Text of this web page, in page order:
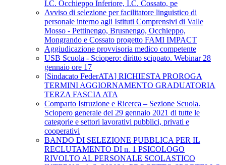
I.C. Occhieppo Inferiore, I.C. Cossato, pe
Avviso di selezione per facilitatore linguistico di
personale interno agli Istituti Comprensivi di Valle
Mosso - Pettinengo, Brusnengo, Occhieppo,
Mongrando e Cossato progetto FAMI IMPACT
Aggiudicazione provvisoria medico competente
USB Scuola - Sciopero: diritto scippato. Webinar 28
gennaio ore 17
[Sindacato FederATA] RICHIESTA PROROGA
TERMINI AGGIORNAMENTO GRADUATORIA
TERZA FASCIA ATA
Comparto Istruzione e Ricerca – Sezione Scuola.
Sciopero generale del 29 gennaio 2021 di tutte le
categorie e settori lavorativi pubblici, privati e
cooperativi
BANDO DI SELEZIONE PUBBLICA PER IL
RECLUTAMENTO DI n. 1 PSICOLOGO
RIVOLTO AL PERSONALE SCOLASTICO